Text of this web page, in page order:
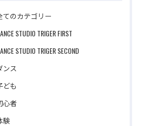
てのカテゴリー
STUDIO TRIGER FIRST
STUDIO TRIGER SECOND
ンス
ども
心者
験
ダンスのとなり」スタート！ スタ
たちのことなどゆるく配信中
ダンスのとなり」スタート！ スタ
たちのことなどゆるく配信中